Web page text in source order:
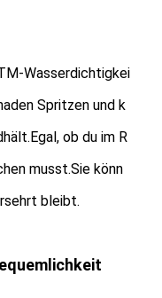
Wasserdichtigkei
Spritzen und k
ob du im R
musst.Sie könn
bleibt.